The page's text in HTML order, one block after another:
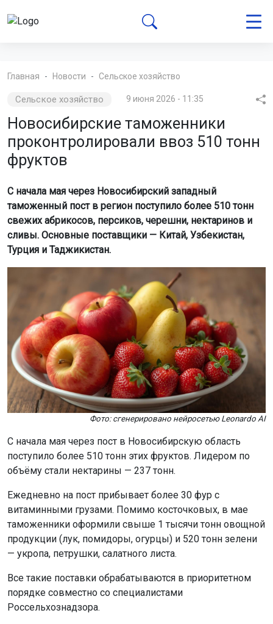
Главная Новости Сельское хозяйство
Сельское хозяйство 9 июня 2026 - 11:35
Новосибирские таможенники
проконтролировали ввоз 510 тонн
фруктов
С начала мая через Новосибирский западный
таможенный пост в регион поступило более 510 тонн
свежих абрикосов, персиков, черешни, нектаринов и
сливы. Основные поставщики — Китай, Узбекистан,
Турция и Таджикистан.
Фото: сгенерировано нейросетью Leonardo AI
С начала мая через пост в Новосибирскую область
поступило более 510 тонн этих фруктов. Лидером по
объёму стали нектарины — 237 тонн.
Ежедневно на пост прибывает более 30 фур с
витаминными грузами. Помимо косточковых, в мае
таможенники оформили свыше 1 тысячи тонн овощной
продукции (лук, помидоры, огурцы) и 520 тонн зелени
— укропа, петрушки, салатного листа.
Все такие поставки обрабатываются в приоритетном
порядке совместно со специалистами
Россельхознадзора.